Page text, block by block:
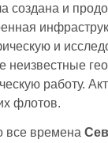
и
и
неизвестные
работу.
флотов.
все времена